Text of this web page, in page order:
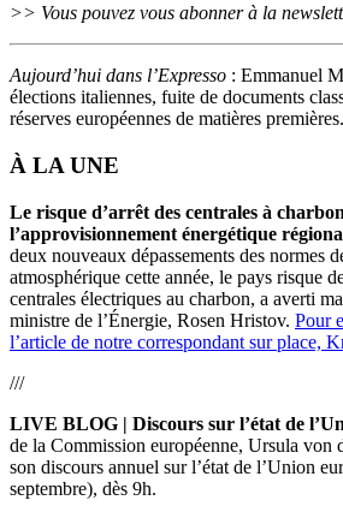
>> Vous pouvez vous abonner à la
Aujourd’hui dans l’Expresso : Emmanuel
élections italiennes, fuite de documents
réserves européennes de matières premières.
À LA UNE
Le risque d’arrêt des centrales à
l’approvisionnement énergétique
deux nouveaux dépassements des normes
atmosphérique cette année, le pays risque
centrales électriques au charbon, a averti
ministre de l’Énergie, Rosen Hristov. Pour
l’article de notre correspondant sur place,
///
LIVE BLOG | Discours sur l’état de
de la Commission européenne, Ursula von
son discours annuel sur l’état de l’Union
septembre), dès 9h.